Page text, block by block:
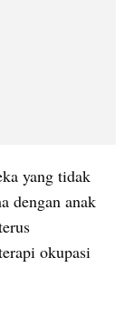
yang tidak
dengan anak
okupasi